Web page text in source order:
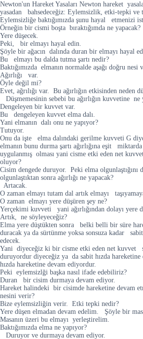
Newton'un Hareket Yasaları Newton hareket
yasadan bahsedeceğiz: Eylemsizlik, etki-tepki ve
Eylemsizliğe baktığımızda şunu hayal etmenizi
Örneğin bir cismi boşta bıraktığımda ne yapacak?
Yere düşecek.
Peki, bir elmayı hayal edin.
Şöyle bir ağacın dalında duran bir elmayı hayal
Bu elmayı bu dalda tutma şartı nedir?
Baktığımızda elmanın normalde aşağı doğru nesi
Ağırlığı var.
Öyle değil mi?
Evet, ağrılığı var. Bu ağırlığın etkisinden neden
Düşmemesinin sebebi bu ağırlığın kuvvetine ne
Dengeleyen bir kuvvet var.
Bu dengeleyen kuvvet elma dalı.
Yani elmanın dalı onu ne yapıyor?
Tutuyor.
Onu da işte elma dalındaki gerilme kuvveti G
elmanın bunu durma şartı ağırlığına eşit
uygulanmış olması yani cisme etki eden net
oluyor?
Cisim dengede duruyor. Peki elma
olgunlaştıktan sonra ağırlığı ne yapacak?
Artacak.
O zaman elmayı tutam dal artık elmayı
O zaman elmayı yere düşüren şey ne?
Yerçekimi kuvveti yani ağırlığından dolayı yere
Artık, ne söyleyeceğiz?
Elma yere düştükten sonra belki belli bir süre
duracak ya da sürtünme yoksa sonsuza kadar
edecek.
Yani diyeceğiz ki bir cisme etki eden net kuvvet
duruyordur diyeceğiz ya da sabit hızda
hızda hareketine devam ediyordur.
Peki eylemsizlği başka nasıl ifade edebiliriz?
Duran bir cisim durmaya devam ediyor.
Hareket halindeki bir cisimde hareketine devam
nesini verir?
Bize eylemsizliğin verir. Etki tepki nedir?
Yere düşen elmadan devam edelim. Şöyle bir
Masanın üzeri bu elmayı yerleştirelim.
Baktığımızda elma ne yapıyor?
Duruyor ve durmaya devam ediyor.